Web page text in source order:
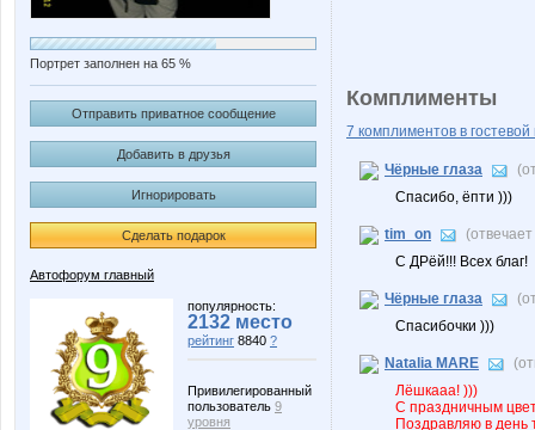
Портрет заполнен на 65 %
Отправить приватное сообщение
Добавить в друзья
Игнорировать
Сделать подарок
Автофорум главный
популярность:
2132 место
рейтинг 8840 ?
Привилегированный
пользователь 9
уровня
Комплименты
7 комплиментов в гостевой
Чёрные глаза
Спасибо, ёпти )))
tim_on
С ДРёй!!! Всех благ!
Чёрные глаза
Спасибочки )))
Natalia MARE
Лёшкааа! )))
С праздничным
Поздравляю в день